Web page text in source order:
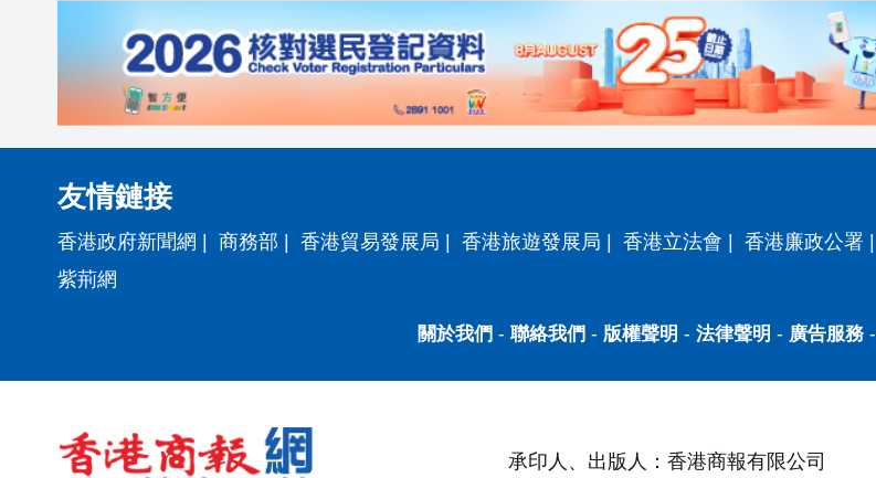
友情鏈接
香港政府新聞網 | 商務部 | 香港貿易發展局 | 香港旅遊發展局 | 香港立法會 | 香港廉政公署 |
紫荊網
關於我們 - 聯絡我們 - 版權聲明 - 法律聲明 - 廣告服務-
承印人、出版人：香港商報有限公司